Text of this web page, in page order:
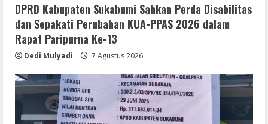
DPRD Kabupaten Sukabumi Sahkan Perda Disabilitas
dan Sepakati Perubahan KUA-PPAS 2026 dalam
Rapat Paripurna Ke-13
Dedi Mulyadi 7 Agustus 2026